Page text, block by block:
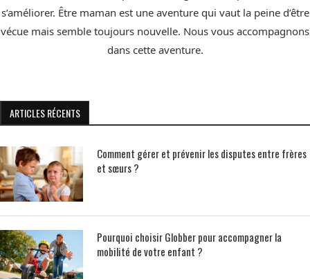
s’améliorer. Être maman est une aventure qui vaut la peine d’être
vécue mais semble toujours nouvelle. Nous vous accompagnons
dans cette aventure.
ARTICLES RÉCENTS
Comment gérer et prévenir les disputes entre frères
et sœurs ?
Pourquoi choisir Globber pour accompagner la
mobilité de votre enfant ?